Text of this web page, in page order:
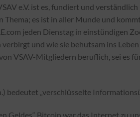
e.V. ist es, fundiert und
Thema; es ist in aller Munde und
jeden Dienstag in einstündigen
und wie sie behutsam ins
VSAV-Mitgliedern beruflich, sei es
bedeutet „verschlüsselte
Geldes“ Bitcoin war das Internet zu